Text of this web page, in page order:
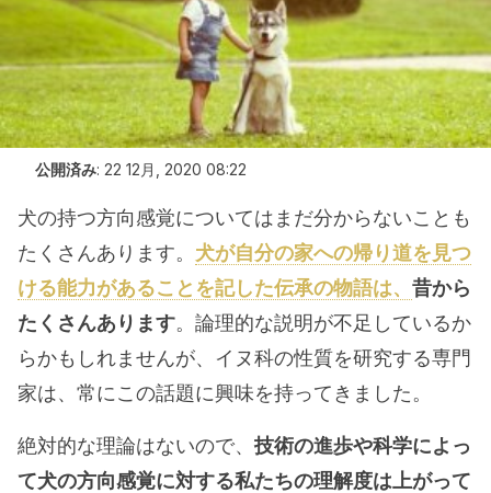
公開済み: 22 12月, 2020 08:22
犬の持つ方向感覚についてはまだ分からないことも
たくさんあります。 犬が自分の家への帰り道を見つ
ける能力があることを記した伝承の物語は、 昔から
たくさんあります。論理的な説明が不足しているか
らかもしれませんが、イヌ科の性質を研究する専門
家は、常にこの話題に興味を持ってきました。
絶対的な理論はないので、 技術の進歩や科学によっ
て犬の方向感覚に対する私たちの理解度は上がって